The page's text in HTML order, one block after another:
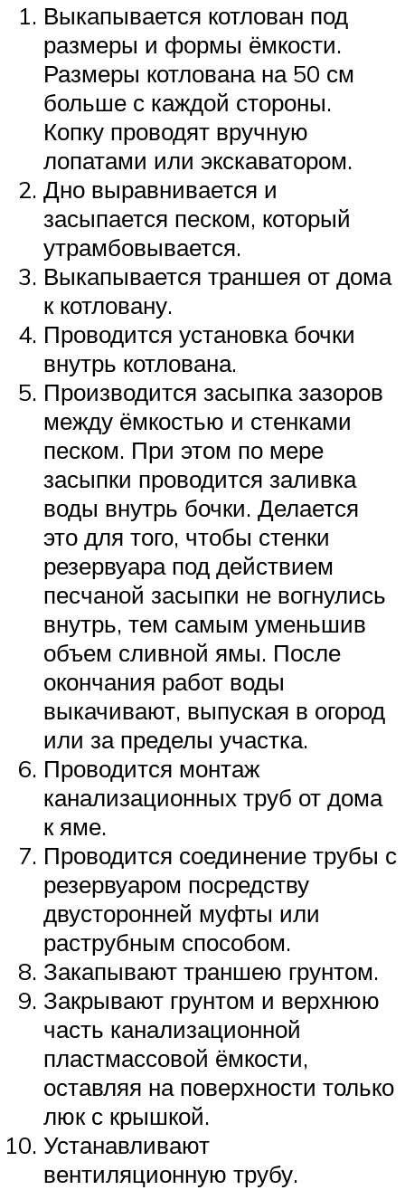
Выкапывается котлован под
размеры и формы ёмкости.
Размеры котлована на 50 см
больше с каждой стороны.
Копку проводят вручную
лопатами или экскаватором.
Дно выравнивается и
засыпается песком, который
утрамбовывается.
Выкапывается траншея от дома
к котловану.
Проводится установка бочки
внутрь котлована.
Производится засыпка зазоров
между ёмкостью и стенками
песком. При этом по мере
засыпки проводится заливка
воды внутрь бочки. Делается
это для того, чтобы стенки
резервуара под действием
песчаной засыпки не вогнулись
внутрь, тем самым уменьшив
объем сливной ямы. После
окончания работ воды
выкачивают, выпуская в огород
или за пределы участка.
Проводится монтаж
канализационных труб от дома
к яме.
Проводится соединение трубы с
резервуаром посредству
двусторонней муфты или
раструбным способом.
Закапывают траншею грунтом.
Закрывают грунтом и верхнюю
часть канализационной
пластмассовой ёмкости,
оставляя на поверхности только
люк с крышкой.
Устанавливают
вентиляционную трубу.